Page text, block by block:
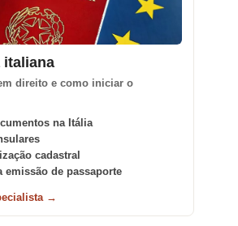
italiana
direito e como iniciar o
na Itália
cadastral
emissão de passaporte
→